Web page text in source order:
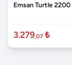
Emsan Turtle
3.279,07 ₺